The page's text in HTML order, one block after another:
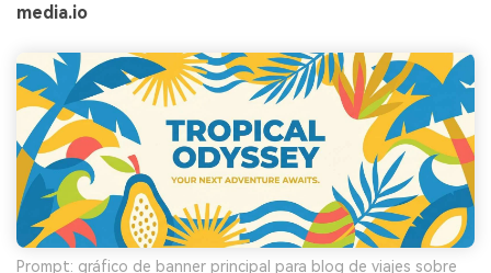
media.io
Prompt: gráfico de banner principal para blog de viajes sobre